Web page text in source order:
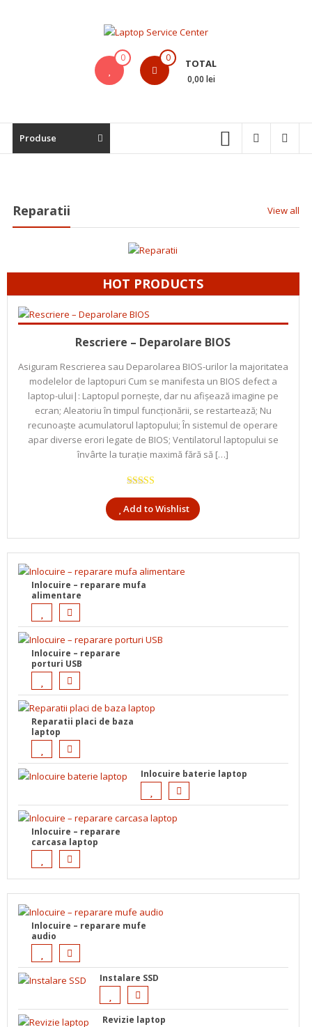
Bistrita,
Service
Laptop,
Notebook-
uri
0 0 TOTAL
0,00 lei
Produse
Reparatii View all
HOT PRODUCTS
Citește mai multRescriere – Deparolare BIOS
Asiguram Rescrierea sau Deparolarea BIOS-urilor la majoritatea
modelelor de laptopuri Cum se manifesta un BIOS defect a
laptop-ului|: Laptopul porneşte, dar nu afişează imagine pe
ecran; Aleatoriu în timpul funcţionării, se restartează; Nu
recunoaşte acumulatorul laptopului; În sistemul de operare
apar diverse erori legate de BIOS; Ventilatorul laptopului se
învârte la turaţie maximă fără să […]
Evaluat la
5.00din 5
Add to Wishlist
Inlocuire – reparare mufa
alimentare
Inlocuire – reparare
porturi USB
Reparatii placi de baza
laptop
Inlocuire baterie laptop
Inlocuire – reparare
carcasa laptop
Inlocuire – reparare mufe
audio
Instalare SSD
Revizie laptop